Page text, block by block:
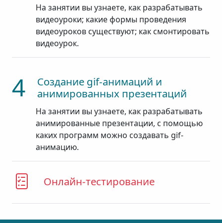
На занятии вы узнаете, как разрабатывать
видеоуроки; какие формы проведения
видеоуроков существуют; как смонтировать
видеоурок.
4
Создание gif-анимаций и
анимированных презентаций
На занятии вы узнаете, как разрабатывать
анимированные презентации, с помощью
каких программ можно создавать gif-
анимацию.
Онлайн-тестирование